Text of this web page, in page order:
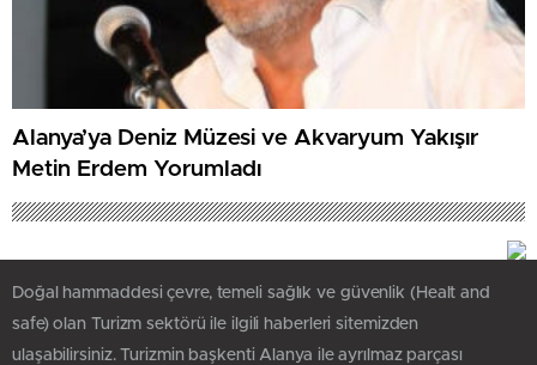
Alanya’ya Deniz Müzesi ve Akvaryum Yakışır
Metin Erdem Yorumladı
Doğal hammaddesi çevre, temeli sağlık ve güvenlik (Healt and
safe) olan Turizm sektörü ile ilgili haberleri sitemizden
ulaşabilirsiniz. Turizmin başkenti Alanya ile ayrılmaz parçası